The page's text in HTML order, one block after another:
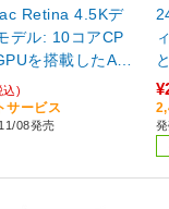
Retina 4.5Kデ
デル: 10コアCP
を搭載したAp
, 16GB, 512GB
ン MW
込)
サービス
08発売